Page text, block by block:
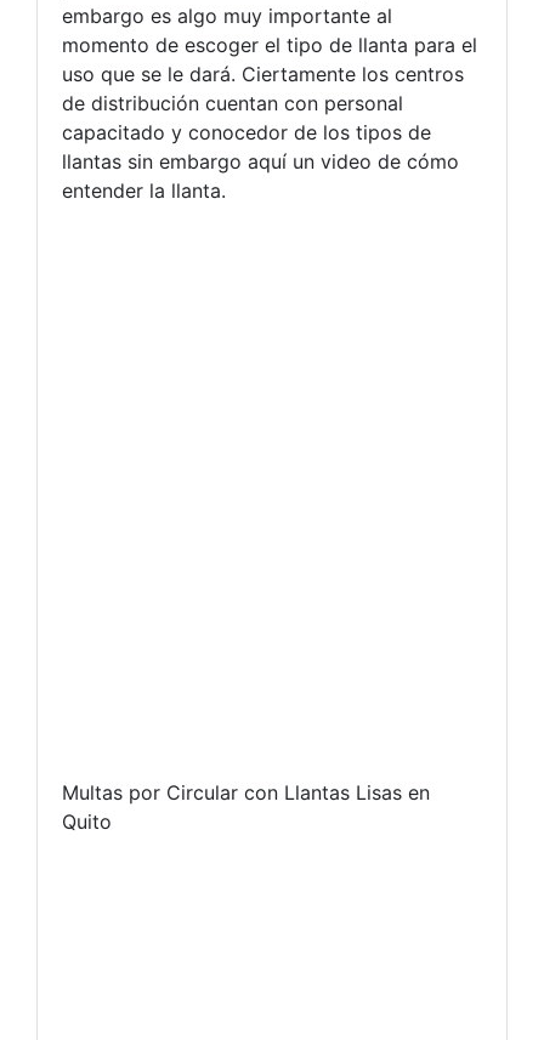
embargo es algo muy importante al
momento de escoger el tipo de llanta para el
uso que se le dará. Ciertamente los centros
de distribución cuentan con personal
capacitado y conocedor de los tipos de
llantas sin embargo aquí un video de cómo
entender la llanta.
Multas por Circular con Llantas Lisas en
Quito